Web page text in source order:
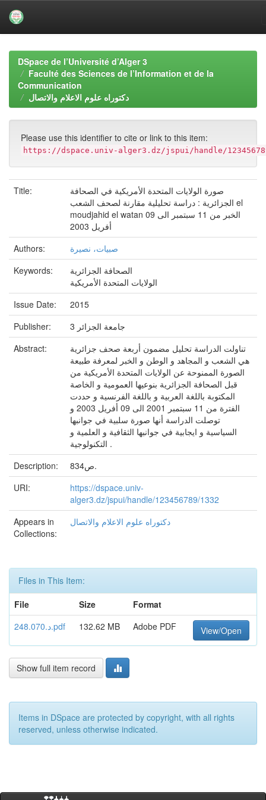
navigationDSpace de l’Université d’Alger 3
Faculté des Sciences de l’Information et de la
Communication
دكتوراه علوم الاعلام والاتصال
Please use this identifier to cite or link to this item:
https://dspace.univ-alger3.dz/jspui/handle/
Title:
صورة الولايات المتحدة الأمريكية في الصحافة
الجزائرية : دراسة تحليلية مقارنة لصحف الشعب el
moudjahid el watan الخبر من 11 سبتمبر الى 09
أفريل 2003
Authors:
صبيات، نصيرة
Keywords:
الصحافة الجزائرية
الولايات المتحدة الأمريكية
Issue Date:
2015
Publisher:
جامعة الجزائر 3
Abstract:
تناولت الدراسة تحليل مضمون أربعة صحف جزائرية
هي الشعب و المجاهد و الوطن و الخبر لمعرفة طبيعة
الصورة الممنوحة عن الولايات المتحدة الأمريكية من
قبل الصحافة الجزائرية بنوعيها العمومية و الخاصة
المكتوبة باللغة العربية و باللغة الفرنسية و حددت
الفترة من 11 سبتمبر 2001 الى 09 أفريل 2003 و
توصلت الدراسة أنها صورة سلبية في جوانبها
السياسية و ايجابية في جوانبها الثقافية و العلمية و
التكنولوجية .
Description:
834ص.
URI:
https://dspace.univ-
alger3.dz/jspui/handle/123456789/1332
Appears in
Collections:
دكتوراه علوم الاعلام والاتصال
Files in This Item:
File
Size
Format
د.248.070.pdf
132.62 MB Adobe PDF View/Open
Show full item record
Items in DSpace are protected by copyright, with all rights
reserved, unless otherwise indicated.